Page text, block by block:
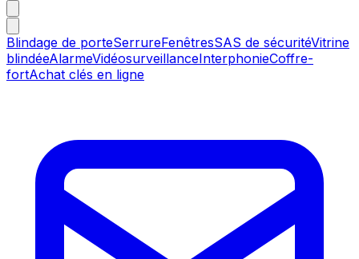
Blindage de porteSerrureFenêtresSAS de sécuritéVitrine
blindéeAlarmeVidéosurveillanceInterphonieCoffre-
fortAchat clés en ligne